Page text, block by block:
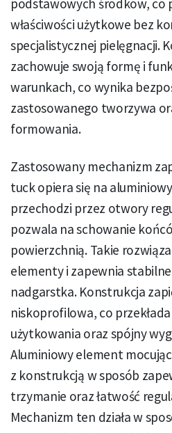
podstawowych środków, co
właściwości użytkowe bez
specjalistycznej pielęgnacji.
zachowuje swoją formę i
warunkach, co wynika
zastosowanego tworzywa
formowania.
Zastosowany mechanizm
tuck opiera się na
przechodzi przez otwory
pozwala na schowanie
powierzchnią. Takie
elementy i zapewnia
nadgarstka. Konstrukcja
niskoprofilowa, co
użytkowania oraz spójny
Aluminiowy element
z konstrukcją w sposób
trzymanie oraz łatwość
Mechanizm ten działa w